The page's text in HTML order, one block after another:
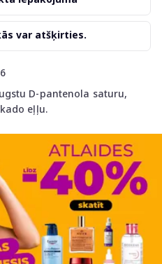
D-pantenola saturu,
eļļu.
var atšķirties.